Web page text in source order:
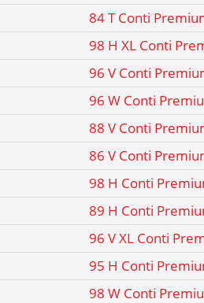
84 T Conti
98 H XL Conti
96 V Conti
96 W Conti
88 V Conti
86 V Conti
98 H Conti
89 H Conti
96 V XL Conti
95 H Conti
98 W Conti